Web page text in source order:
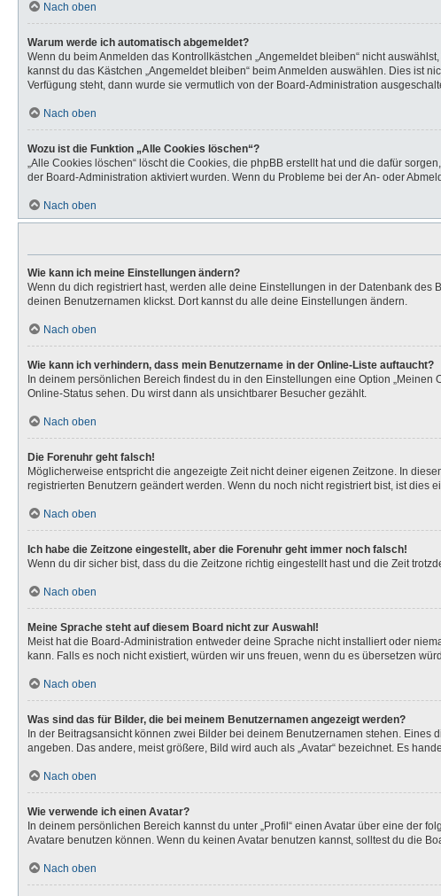
Nach oben
Warum werde ich automatisch abgemeldet?
Wenn du beim Anmelden das Kontrollkästchen „Angemeldet bleiben“ nicht
kannst du das Kästchen „Angemeldet bleiben“ beim Anmelden auswählen. Dies ist
Verfügung steht, dann wurde sie vermutlich von der Board-Administration
Nach oben
Wozu ist die Funktion „Alle Cookies löschen“?
„Alle Cookies löschen“ löscht die Cookies, die phpBB erstellt hat und die dafür
der Board-Administration aktiviert wurden. Wenn du Probleme bei der An- oder
Nach oben
Wie kann ich meine Einstellungen ändern?
Wenn du dich registriert hast, werden alle deine Einstellungen in der Datenbank des
deinen Benutzernamen klickst. Dort kannst du alle deine Einstellungen ändern.
Nach oben
Wie kann ich verhindern, dass mein Benutzername in der Online-Liste auftaucht?
In deinem persönlichen Bereich findest du in den Einstellungen eine Option
Online-Status sehen. Du wirst dann als unsichtbarer Besucher gezählt.
Nach oben
Die Forenuhr geht falsch!
Möglicherweise entspricht die angezeigte Zeit nicht deiner eigenen Zeitzone. In
registrierten Benutzern geändert werden. Wenn du noch nicht registriert bist, ist dies
Nach oben
Ich habe die Zeitzone eingestellt, aber die Forenuhr geht immer noch falsch!
Wenn du dir sicher bist, dass du die Zeitzone richtig eingestellt hast und die Zeit
Nach oben
Meine Sprache steht auf diesem Board nicht zur Auswahl!
Meist hat die Board-Administration entweder deine Sprache nicht installiert oder
kann. Falls es noch nicht existiert, würden wir uns freuen, wenn du es übersetzen
Nach oben
Was sind das für Bilder, die bei meinem Benutzernamen angezeigt werden?
In der Beitragsansicht können zwei Bilder bei deinem Benutzernamen stehen.
angeben. Das andere, meist größere, Bild wird auch als „Avatar“ bezeichnet. Es
Nach oben
Wie verwende ich einen Avatar?
In deinem persönlichen Bereich kannst du unter „Profil“ einen Avatar über eine der
Avatare benutzen können. Wenn du keinen Avatar benutzen kannst, solltest du die
Nach oben